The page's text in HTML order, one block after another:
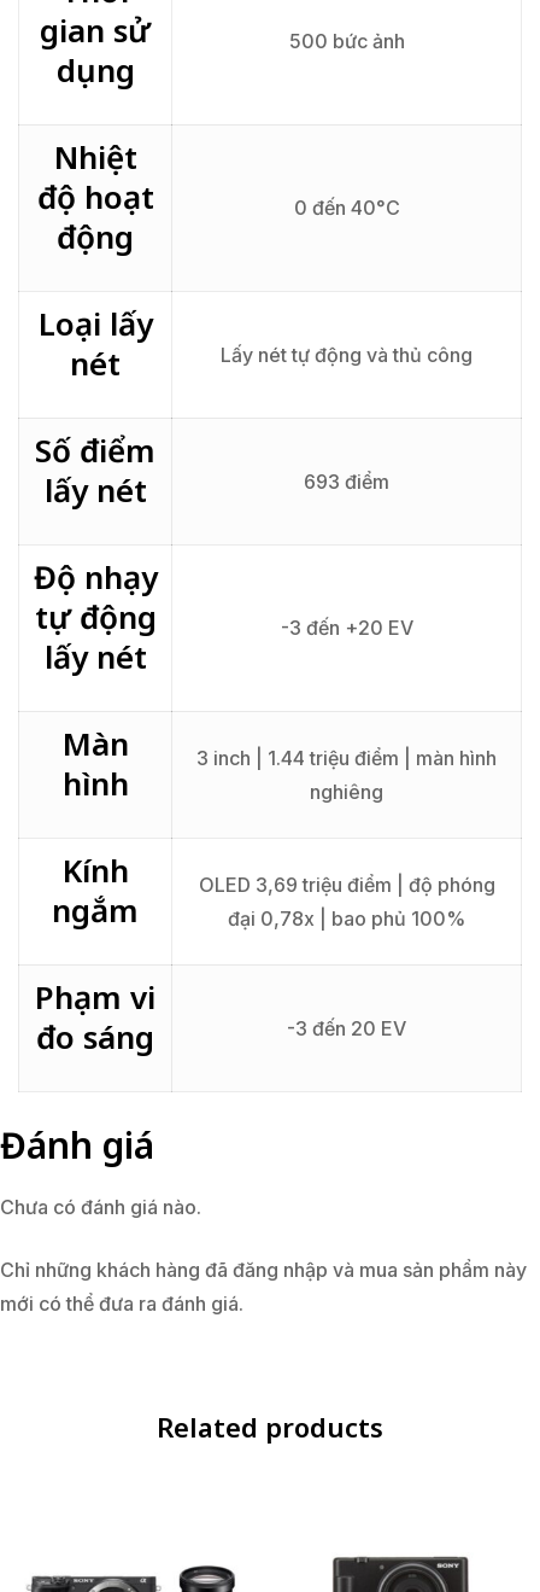
gian sử
dụng
500 bức ảnh
Nhiệt
độ hoạt
động
0 đến 40°C
Loại lấy
nét
Lấy nét tự động và thủ công
Số điểm
lấy nét
693 điểm
Độ nhạy
tự động
lấy nét
-3 đến +20 EV
Màn
hình
3 inch | 1.44 triệu điểm | màn hình
nghiêng
Kính
ngắm
OLED 3,69 triệu điểm | độ phóng
đại 0,78x | bao phủ 100%
Phạm vi
đo sáng
-3 đến 20 EV
Đánh giá
Chưa có đánh giá nào.
Chỉ những khách hàng đã đăng nhập và mua sản phẩm này
mới có thể đưa ra đánh giá.
Related products